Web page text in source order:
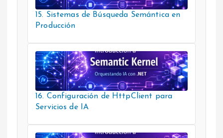
15. Sistemas de Búsqueda Semántica en
Producción
16. Configuración de HttpClient para
Servicios de IA